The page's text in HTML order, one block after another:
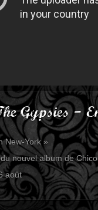
Gypsies –
New-York »
nouvel album de
août